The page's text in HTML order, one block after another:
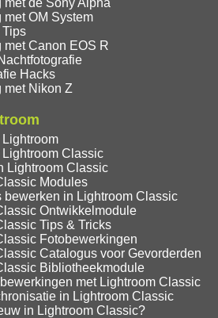
OM System
met Canon EOS R
Hacks
met Nikon Z
Classic
Lightroom Classic
Modules
bewerken in Lightroom Classic
Ontwikkelmodule
Tips & Tricks
Fotobewerkingen
Catalogus voor Gevorderden
Bibliotheekmodule
met Lightroom Classic
in Lightroom Classic
in Lightroom Classic?